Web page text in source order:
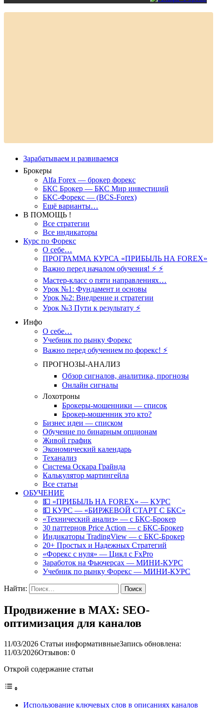
Зарабатываем и развиваемся
Брокеры
Alfa Forex — брокер форекс
БКС Брокер — БКС Мир инвестиций
БКС-Форекс — (BCS-Forex)
Ещё варианты…
В ПОМОЩЬ !
Все стратегии
Все индикаторы
Курс по Форекс
О себе…
ПРОГРАММА КУРСА «ПРИБЫЛЬ НА FOREX»
Важно перед началом обучения! ⚡ ⚡
Мастер-класс о пяти направлениях…
Урок №1: Фундамент и основы
Урок №2: Внедрение и стратегии
Урок №3 Пути к результату ⚡️
Инфо
О себе…
Учебник по рынку Форекс
Важно перед обучением по форекс! ⚡
ПРОГНОЗЫ-АНАЛИЗ
Обзор сигналов, аналитика, прогнозы
Онлайн сигналы
Лохотроны
Брокеры-мошенники — список
Брокер-мошенник это кто?
Бизнес идеи — списком
Обучение по бинарным опционам
Живой график
Экономический календарь
Теханализ
Система Оскара Грайнда
Калькулятор мартингейла
Все статьи
ОБУЧЕНИЕ
💵 «ПРИБЫЛЬ НА FOREX» — КУРС
💵 КУРС — «БИРЖЕВОЙ СТАРТ С БКС»
«Технический анализ» — с БКС-Брокер
30 паттернов Price Action — с БКС-Брокер
Индикаторы TradingView — с БКС-Брокер
20+ Простых и Надежных Стратегий
«Форекс с нуля» — Цикл с FxPro
Заработок на Фьючерсах — МИНИ-КУРС
Учебник по рынку Форекс — МИНИ-КУРС
Найти:
Продвижение в MAX: SEO-
оптимизация для каналов
11/03/2026 Статьи информативныеЗапись обновлена:
11/03/2026Отзывов: 0
Открой содержание статьи
Использование ключевых слов в описаниях каналов